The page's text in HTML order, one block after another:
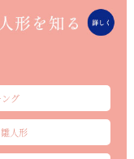
グ
人形